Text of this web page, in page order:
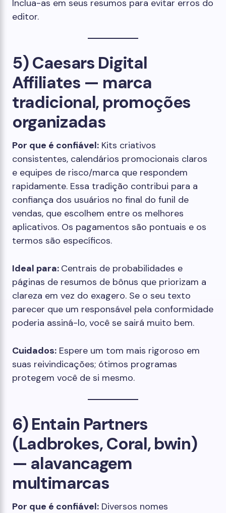
Inclua-as em seus resumos para evitar erros do
editor.
5) Caesars Digital
Affiliates — marca
tradicional, promoções
organizadas
Por que é confiável: Kits criativos
consistentes, calendários promocionais claros
e equipes de risco/marca que respondem
rapidamente. Essa tradição contribui para a
confiança dos usuários no final do funil de
vendas, que escolhem entre os melhores
aplicativos. Os pagamentos são pontuais e os
termos são específicos.
Ideal para: Centrais de probabilidades e
páginas de resumos de bônus que priorizam a
clareza em vez do exagero. Se o seu texto
parecer que um responsável pela conformidade
poderia assiná-lo, você se sairá muito bem.
Cuidados: Espere um tom mais rigoroso em
suas reivindicações; ótimos programas
protegem você de si mesmo.
6) Entain Partners
(Ladbrokes, Coral, bwin)
— alavancagem
multimarcas
Por que é confiável: Diversos nomes